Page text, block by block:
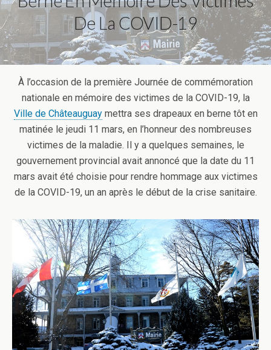
De La COVID-19
À l’occasion de la première Journée de commémoration
nationale en mémoire des victimes de la COVID-19, la
Ville de Châteauguaymettra ses drapeaux en berne tôt en
matinée le jeudi 11 mars, en l’honneur des nombreuses
victimes de la maladie. Il y a quelques semaines, le
gouvernement provincial avait annoncé que la date du 11
mars avait été choisie pour rendre hommage aux victimes
de la COVID-19, un an après le début de la crise sanitaire.